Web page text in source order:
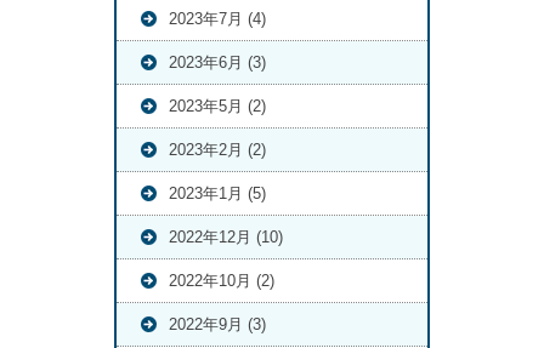
2023年7月 (4)
2023年6月 (3)
2023年5月 (2)
2023年2月 (2)
2023年1月 (5)
2022年12月 (10)
2022年10月 (2)
2022年9月 (3)